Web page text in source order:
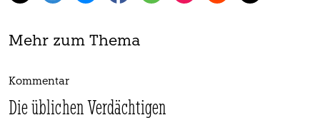
Mehr zum Thema
Kommentar
Die üblichen Verdächtigen